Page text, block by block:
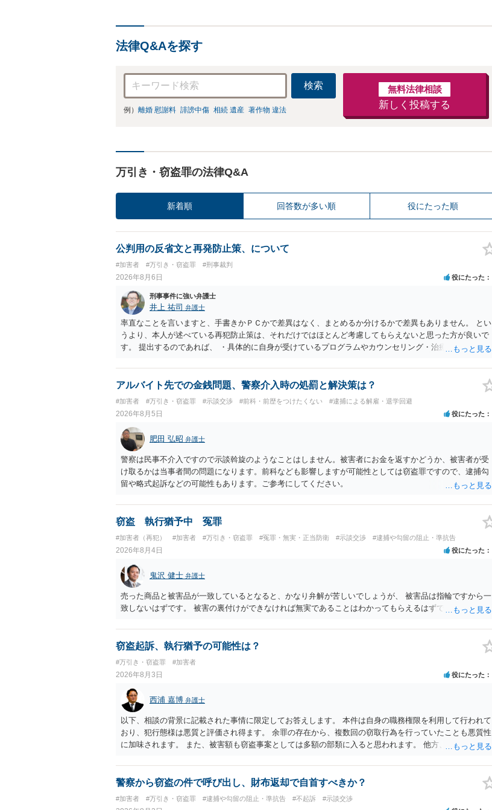
法律Q&Aを探す
検索
例） 離婚 慰謝料 誹謗中傷 相続 遺産 著作物 違法
無料法律相談
新しく投稿する
万引き・窃盗罪の法律Q&A
新着順 回答数が多い順 役にたった順
公判用の反省文と再発防止策、について
#加害者 #万引き・窃盗罪 #刑事裁判
2026年8月6日 役にたった
刑事事件に強い弁護士
井上 祐司 弁護士
率直なことを言いますと、手書きかＰＣかで差異はなく、まとめるか分けるかで差異もありません。 とい
うより、本人が述べている再犯防止策は、それだけではほとんど考慮してもらえないと思った方が良いで
す。 提出するのであれば、 ・具体的に自身が受けているプログラムやカウンセリング・治療の内容 ・利
者の証言 など、証拠で担保された客観性と実現可能性があるものでなければあまり意味がありません。
もともと執行猶予が狙える事案であれば本人の反省の言葉だけで十分であり、実刑となるか微妙な事案で
アルバイト先での金銭問題、警察介入時の処罰と解決策は？
#加害者 #万引き・窃盗罪 #示談交渉 #前科・前歴をつけたくない #逮捕による解雇・退学回避
2026年8月5日 役にたった
肥田 弘昭 弁護士
警察は民事不介入ですので示談斡旋のようなことはしません。被害者にお金を返すかどうか、被害者が受
け取るかは当事者間の問題になります。前科なども影響しますが可能性としては窃盗罪ですので、逮捕勾
留や略式起訴などの可能性もあります。ご参考にしてください。
窃盗 執行猶予中 冤罪
#加害者（再犯） #加害者 #万引き・窃盗罪 #冤罪・無実・正当防衛 #示談交渉 #逮捕や勾留の阻止・準抗告
2026年8月4日 役にたった
鬼沢 健士 弁護士
売った商品と被害品が一致しているとなると、かなり弁解が苦しいでしょうが、 被害品は指輪ですから一
致しないはずです。 被害の裏付けができなければ無実であることはわかってもらえるはずです。
窃盗起訴、執行猶予の可能性は？
#万引き・窃盗罪 #加害者
2026年8月3日 役にたった
西浦 嘉博 弁護士
以下、相談の背景に記載された事情に限定してお答えします。 本件は自身の職務権限を利用して行われて
おり、犯行態様は悪質と評価され得ます。 余罪の存在から、複数回の窃取行為を行っていたことも悪質性
に加味されます。 また、被害額も窃盗事案としては多額の部類に入ると思われます。 他方、余罪を含め
有しないことも、規範意識が鈍磨しきっているとまでは言えず、有利な点です。 その他、家族の監督等の
情状証拠を適切に提出することで、私見ですが、執行猶予判決を視野に入れることが可能な事案と思われ
警察から窃盗の件で呼び出し、財布返却で自首すべきか？
#加害者 #万引き・窃盗罪 #逮捕や勾留の阻止・準抗告 #不起訴 #示談交渉